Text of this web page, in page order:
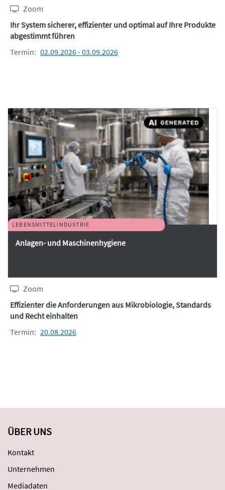
Zoom
Ihr System sicherer, effizienter und optimal auf Ihre Produkte
abgestimmt führen
Termin: 02.09.2026 - 03.09.2026
LEBENSMITTELINDUSTRIE
Anlagen- und Maschinenhygiene
Zoom
Effizienter die Anforderungen aus Mikrobiologie, Standards
und Recht einhalten
Termin: 20.08.2026
ÜBER UNS
Kontakt
Unternehmen
Mediadaten